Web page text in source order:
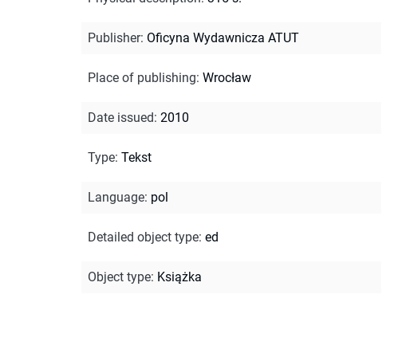
Publisher: Oficyna Wydawnicza ATUT
Place of publishing: Wrocław
Date issued: 2010
Type: Tekst
Language: pol
Detailed object type: ed
Object type: Książka